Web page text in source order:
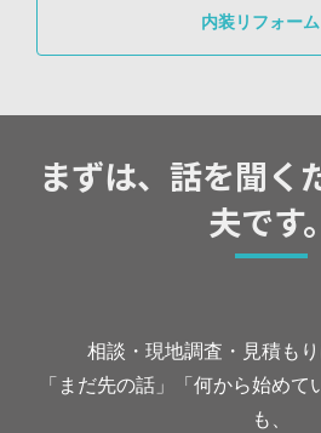
内装リフォー
まずは、話を聞く
夫です。
相談・現地調査・見積もり
「まだ先の話」「何から始め
も、